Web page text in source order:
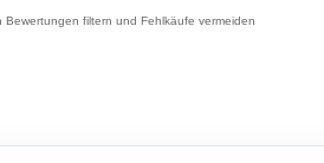
filtern und Fehlkäufe vermeiden